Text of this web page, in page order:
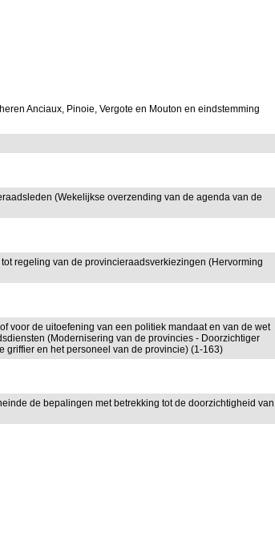
Anciaux, Pinoie, Vergote en Mouton en eindstemming
(Wekelijkse overzending van de agenda van de
regeling van de provincieraadsverkiezingen (Hervorming
voor de uitoefening van een politiek mandaat en van de wet
(Modernisering van de provincies - Doorzichtiger
griffier en het personeel van de provincie) (1-163)
de bepalingen met betrekking tot de doorzichtigheid van